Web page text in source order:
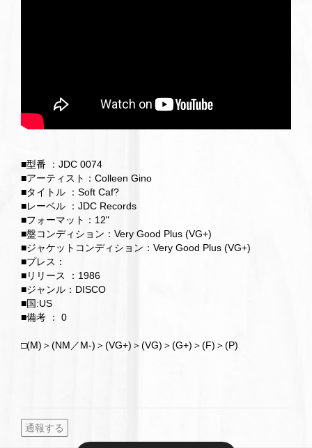
■型番 ：JDC 0074
■アーティスト：Colleen Gino
■タイトル ：Soft Caf?
■レーベル ：JDC Records
■フォーマット：12"
■盤コンディション：Very Good Plus (VG+)
■ジャケットコンディション：Very Good Plus (VG+)
■プレス：
■リリース ：1986
■ジャンル：DISCO
■国:US
■備考 ： 0
□(M)＞(NM／M-)＞(VG+)＞(VG)＞(G+)＞(F)＞(P)
通報する